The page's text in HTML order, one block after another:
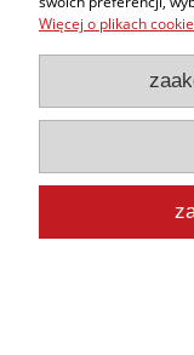
Cewnik FOLEY
Więcej o plikach